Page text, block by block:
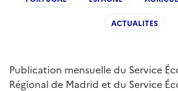
ACTUALITES
Publication mensuelle du Service
Régional de Madrid et du Service